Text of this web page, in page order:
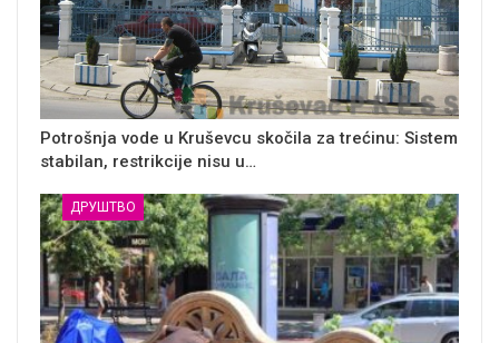
Potrošnja vode u Kruševcu skočila za trećinu: Sistem
stabilan, restrikcije nisu u…
ДРУШТВО